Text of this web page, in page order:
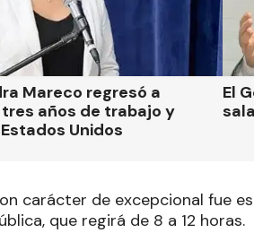
Mareco regresó a
años de trabajo y
Unidos
El
carácter de excepcional fue
que regirá de 8 a 12 horas.